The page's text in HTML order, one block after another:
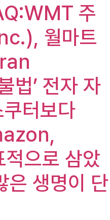
주
월마트
법’ 전자 자
터보다
으로 삼았
은 생명이 단